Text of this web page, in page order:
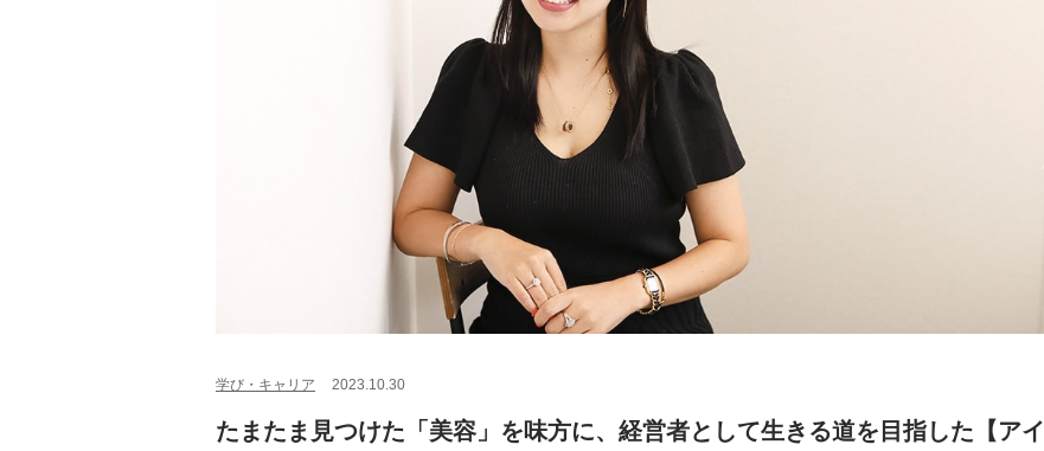
学び・キャリア 2023.10.30
たまたま見つけた「美容」を味方に、経営者として生きる道を目指した【アイ